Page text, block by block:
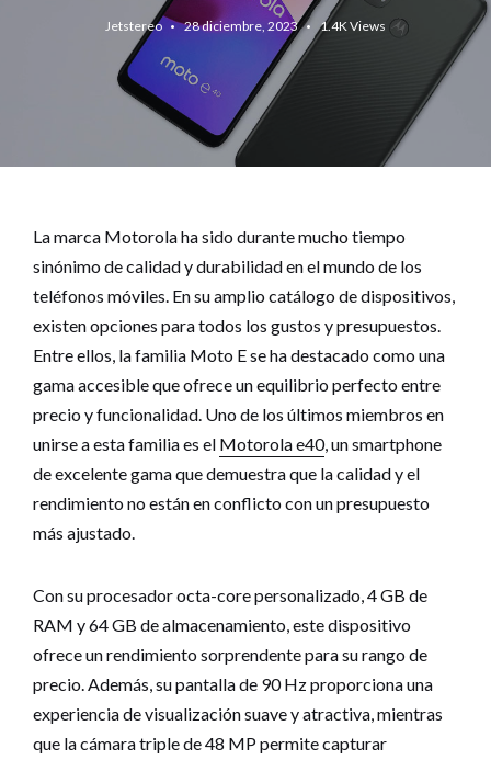
Jetstereo 28 diciembre, 2023 1.4K Views
La marca Motorola ha sido durante mucho tiempo
sinónimo de calidad y durabilidad en el mundo de los
teléfonos móviles. En su amplio catálogo de dispositivos,
existen opciones para todos los gustos y presupuestos.
Entre ellos, la familia Moto E se ha destacado como una
gama accesible que ofrece un equilibrio perfecto entre
precio y funcionalidad. Uno de los últimos miembros en
unirse a esta familia es el Motorola e40, un smartphone
de excelente gama que demuestra que la calidad y el
rendimiento no están en conflicto con un presupuesto
más ajustado.
Con su procesador octa-core personalizado, 4 GB de
RAM y 64 GB de almacenamiento, este dispositivo
ofrece un rendimiento sorprendente para su rango de
precio. Además, su pantalla de 90 Hz proporciona una
experiencia de visualización suave y atractiva, mientras
que la cámara triple de 48 MP permite capturar